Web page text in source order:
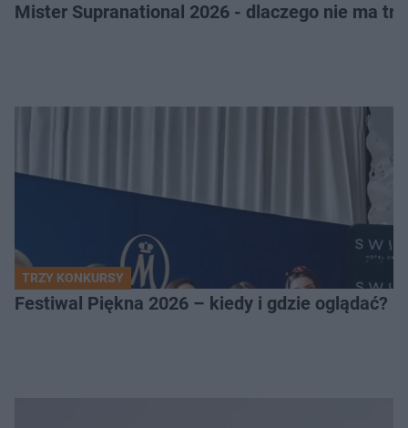
Mister Supranational 2026 - dlaczego nie ma
TRZY KONKURSY
Festiwal Piękna 2026 – kiedy i gdzie oglądać?